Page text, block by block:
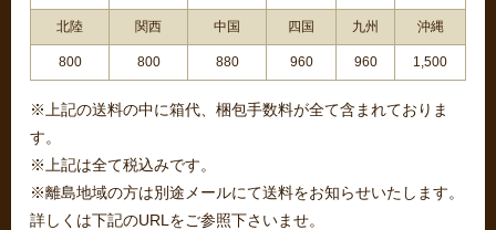
北陸 関西 中国 四国 九州 沖縄
800 800 880 960 960 1,500
※上記の送料の中に箱代、梱包手数料が全て含まれておりま
す。
※上記は全て税込みです。
※離島地域の方は別途メールにて送料をお知らせいたします。
詳しくは下記のURLをご参照下さいませ。